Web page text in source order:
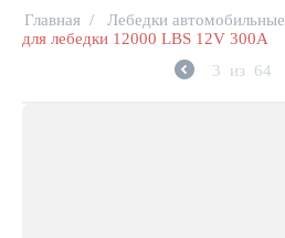
Главная / Лебедки автомобильные
для лебедки 12000 LBS 12V 300А
3
из 64